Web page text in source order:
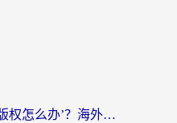
‘蜻蜓所在地区暂时无版权怎么办’？海外党看国内内容、办国内事的实用指南